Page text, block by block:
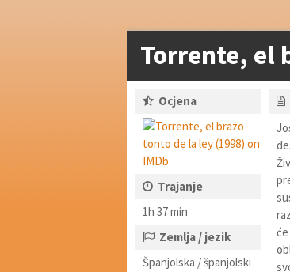
Torrente, el
Ocjena
Trajanje
1h 37 min
Zemlja / jezik
Španjolska / španjolski